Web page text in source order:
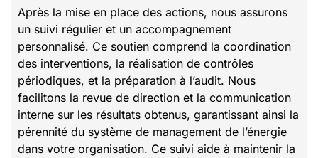
Après la mise en place des actions, nous assurons
un suivi régulier et un accompagnement
personnalisé. Ce soutien comprend la coordination
des interventions, la réalisation de contrôles
périodiques, et la préparation à l’audit. Nous
facilitons la revue de direction et la communication
interne sur les résultats obtenus, garantissant ainsi la
pérennité du système de management de l’énergie
dans votre organisation. Ce suivi aide à maintenir la